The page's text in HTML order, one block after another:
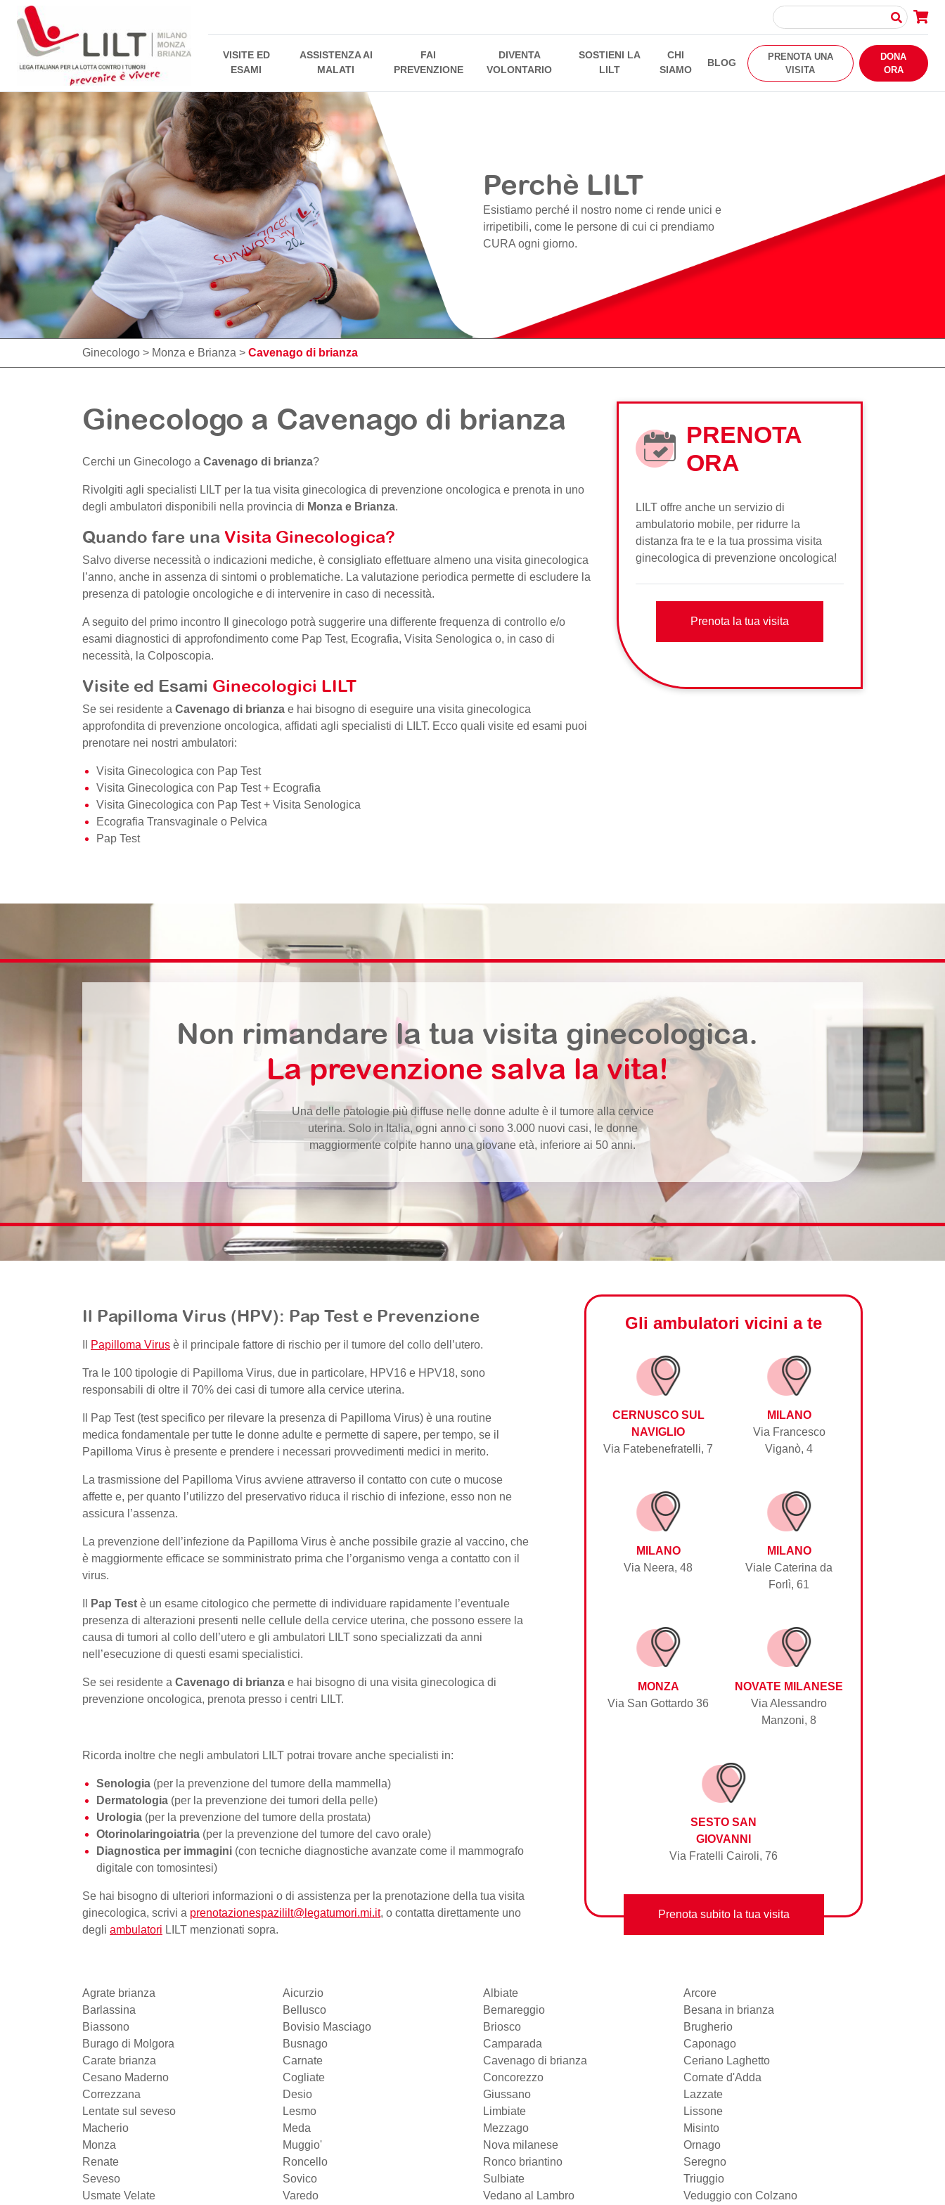
VISITE ED
ESAMI
ASSISTENZA AI
MALATI
FAI
PREVENZIONE
DIVENTA
VOLONTARIO
SOSTIENI LA
LILT
CHI
SIAMO
BLOG
PRENOTA UNA
VISITA
DONA
ORA
Perchè LILT
Esistiamo perché il nostro nome ci rende unici e
irripetibili, come le persone di cui ci prendiamo
CURA ogni giorno.
Ginecologo > Monza e Brianza > Cavenago di brianza
Ginecologo a Cavenago di brianza
Cerchi un Ginecologo a Cavenago di brianza?
Rivolgiti agli specialisti LILT per la tua visita ginecologica di prevenzione oncologica e prenota in uno
degli ambulatori disponibili nella provincia di Monza e Brianza.
Quando fare una Visita Ginecologica?
Salvo diverse necessità o indicazioni mediche, è consigliato effettuare almeno una visita ginecologica
l’anno, anche in assenza di sintomi o problematiche. La valutazione periodica permette di escludere la
presenza di patologie oncologiche e di intervenire in caso di necessità.
A seguito del primo incontro Il ginecologo potrà suggerire una differente frequenza di controllo e/o
esami diagnostici di approfondimento come Pap Test, Ecografia, Visita Senologica o, in caso di
necessità, la Colposcopia.
Visite ed Esami Ginecologici LILT
Se sei residente a Cavenago di brianza e hai bisogno di eseguire una visita ginecologica
approfondita di prevenzione oncologica, affidati agli specialisti di LILT. Ecco quali visite ed esami puoi
prenotare nei nostri ambulatori:
Visita Ginecologica con Pap Test
Visita Ginecologica con Pap Test + Ecografia
Visita Ginecologica con Pap Test + Visita Senologica
Ecografia Transvaginale o Pelvica
Pap Test
PRENOTA
ORA
LILT offre anche un servizio di
ambulatorio mobile, per ridurre la
distanza fra te e la tua prossima visita
ginecologica di prevenzione oncologica!
Prenota la tua visita
Non rimandare la tua visita ginecologica.
La prevenzione salva la vita!
Una delle patologie più diffuse nelle donne adulte è il tumore alla cervice
uterina. Solo in Italia, ogni anno ci sono 3.000 nuovi casi, le donne
maggiormente colpite hanno una giovane età, inferiore ai 50 anni.
Il Papilloma Virus (HPV): Pap Test e Prevenzione
Papilloma Virus è il principale fattore di rischio per il tumore del collo dell’utero.
Tra le 100 tipologie di Papilloma Virus, due in particolare, HPV16 e HPV18, sono
responsabili di oltre il 70% dei casi di tumore alla cervice uterina.
Il Pap Test (test specifico per rilevare la presenza di Papilloma Virus) è una routine
medica fondamentale per tutte le donne adulte e permette di sapere, per tempo, se il
Papilloma Virus è presente e prendere i necessari provvedimenti medici in merito.
La trasmissione del Papilloma Virus avviene attraverso il contatto con cute o mucose
affette e, per quanto l’utilizzo del preservativo riduca il rischio di infezione, esso non ne
assicura l’assenza.
La prevenzione dell’infezione da Papilloma Virus è anche possibile grazie al vaccino, che
è maggiormente efficace se somministrato prima che l’organismo venga a contatto con il
virus.
Pap Test è un esame citologico che permette di individuare rapidamente l’eventuale
presenza di alterazioni presenti nelle cellule della cervice uterina, che possono essere la
causa di tumori al collo dell’utero e gli ambulatori LILT sono specializzati da anni
nell’esecuzione di questi esami specialistici.
Se sei residente a Cavenago di brianza e hai bisogno di una visita ginecologica di
prevenzione oncologica, prenota presso i centri LILT.
Ricorda inoltre che negli ambulatori LILT potrai trovare anche specialisti in:
Senologia (per la prevenzione del tumore della mammella)
Dermatologia (per la prevenzione dei tumori della pelle)
Urologia (per la prevenzione del tumore della prostata)
Otorinolaringoiatria (per la prevenzione del tumore del cavo orale)
Diagnostica per immagini (con tecniche diagnostiche avanzate come il mammografo
digitale con tomosintesi)
Se hai bisogno di ulteriori informazioni o di assistenza per la prenotazione della tua visita
ginecologica, scrivi a prenotazionespazililt@legatumori.mi.it, o contatta direttamente uno
degli ambulatori LILT menzionati sopra.
Gli ambulatori vicini a te
CERNUSCO SUL
NAVIGLIO
Via Fatebenefratelli, 7
MILANO
Via Francesco
Viganò, 4
MILANO
Via Neera, 48
MILANO
Viale Caterina da
Forlì, 61
MONZA
Via San Gottardo 36
NOVATE MILANESE
Via Alessandro
Manzoni, 8
SESTO SAN
GIOVANNI
Via Fratelli Cairoli, 76
Prenota subito la tua visita
Agrate brianza Aicurzio Albiate
Arcore
Barlassina
Bellusco Bernareggio
Besana in brianza
Biassono
Bovisio Masciago Briosco
Brugherio
Burago di Molgora
Busnago Camparada
Caponago
Carate brianza
Carnate Cavenago di brianza
Ceriano Laghetto
Cesano Maderno
Cogliate Concorezzo
Cornate d'Adda
Correzzana
Desio Giussano
Lazzate
Lentate sul seveso
Lesmo Limbiate
Lissone
Macherio
Meda Mezzago
Misinto
Monza
Muggio' Nova milanese
Ornago
Renate
Roncello Ronco briantino
Seregno
Seveso
Sovico Sulbiate
Triuggio
Usmate Velate
Varedo Vedano al Lambro
Veduggio con Colzano